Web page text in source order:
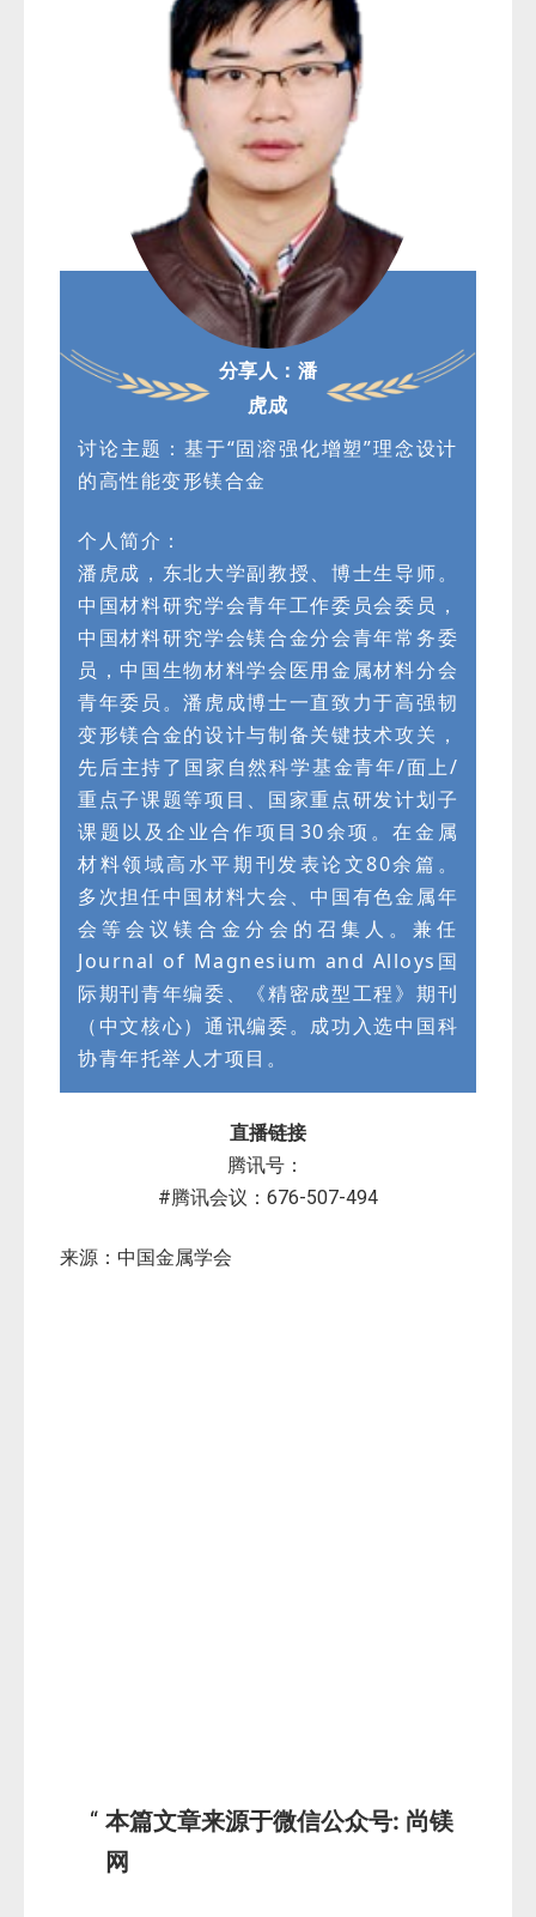
分享人：潘
虎成
讨论主题：基于“固溶强化增塑”理念设计
的高性能变形镁合金
个人简介：
潘虎成，东北大学副教授、博士生导师。
中国材料研究学会青年工作委员会委员，
中国材料研究学会镁合金分会青年常务委
员，中国生物材料学会医用金属材料分会
青年委员。潘虎成博士一直致力于高强韧
变形镁合金的设计与制备关键技术攻关，
先后主持了国家自然科学基金青年/面上/
重点子课题等项目、国家重点研发计划子
课题以及企业合作项目30余项。在金属
材料领域高水平期刊发表论文80余篇。
多次担任中国材料大会、中国有色金属年
会等会议镁合金分会的召集人。兼任
Journal of Magnesium and Alloys国
际期刊青年编委、《精密成型工程》期刊
（中文核心）通讯编委。成功入选中国科
协青年托举人才项目。
直播链接
腾讯号：
#腾讯会议：676-507-494
来源： 中国金属学会
上期文章